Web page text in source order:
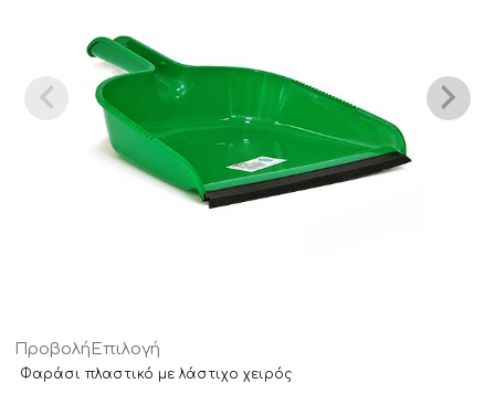
ΠροβολήΕπιλογή
Φαράσι πλαστικό με λάστιχο χειρός